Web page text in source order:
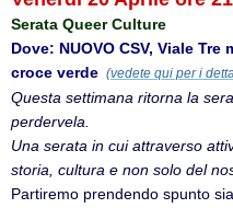
Serata Queer Culture
Dove: NUOVO CSV, Viale
croce verde (vedete qui per i
Questa settimana ritorna la
perdervela.
Una serata in cui attraverso
storia, cultura e non solo del
Partiremo prendendo spunto